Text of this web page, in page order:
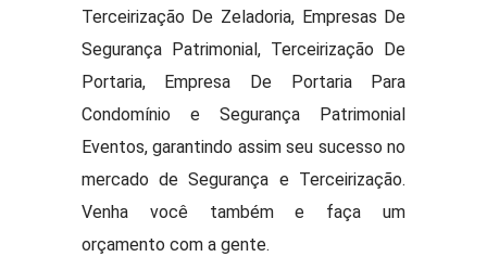
Terceirização De Zeladoria, Empresas De
Segurança Patrimonial, Terceirização De
Portaria, Empresa De Portaria Para
Condomínio e Segurança Patrimonial
Eventos, garantindo assim seu sucesso no
mercado de Segurança e Terceirização.
Venha você também e faça um
orçamento com a gente.